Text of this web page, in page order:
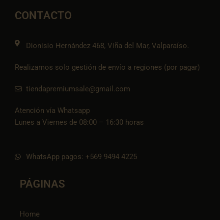
o
k
r
a
p
e
CONTACTO
Dionisio Hernández 468, Viña del Mar, Valparaíso.
Realizamos solo gestión de envío a regiones (por pagar)
tiendapremiumsale@gmail.com
Atención vía Whatsapp
Lunes a Viernes de 08:00 – 16:30 horas
WhatsApp pagos: +569 9494 4225
PÁGINAS
Home